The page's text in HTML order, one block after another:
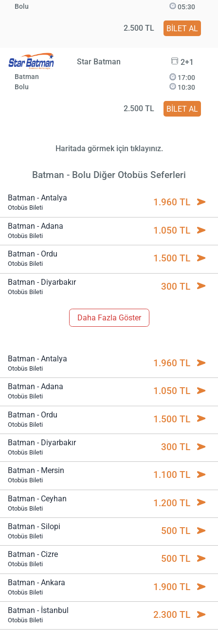
Bolu
05:30
2.500 TL BİLET AL
Star Batman 2+1
Batman
Bolu
17:00
10:30
2.500 TL BİLET AL
Haritada görmek için tıklayınız.
Batman - Bolu Diğer Otobüs Seferleri
Batman - Antalya
Otobüs Bileti 1.960 TL
Batman - Adana
Otobüs Bileti 1.050 TL
Batman - Ordu
Otobüs Bileti 1.500 TL
Batman - Diyarbakır
Otobüs Bileti 300 TL
Daha Fazla Göster
Batman - Antalya
Otobüs Bileti 1.960 TL
Batman - Adana
Otobüs Bileti 1.050 TL
Batman - Ordu
Otobüs Bileti 1.500 TL
Batman - Diyarbakır
Otobüs Bileti 300 TL
Batman - Mersin
Otobüs Bileti 1.100 TL
Batman - Ceyhan
Otobüs Bileti 1.200 TL
Batman - Silopi
Otobüs Bileti 500 TL
Batman - Cizre
Otobüs Bileti 500 TL
Batman - Ankara
Otobüs Bileti 1.900 TL
Batman - İstanbul
Otobüs Bileti 2.300 TL